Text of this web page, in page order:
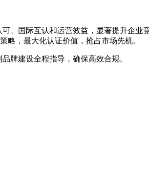
、国际互认和运营效益，显著提升企
略，最大化认证价值，抢占市场先机。
牌建设全程指导，确保高效合规。